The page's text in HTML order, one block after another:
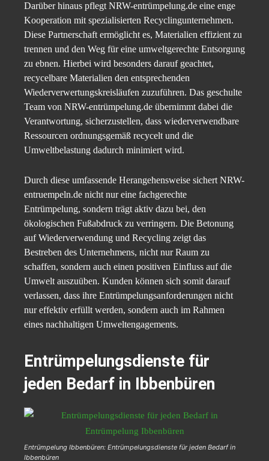
Darüber hinaus pflegt NRW-entrümpelung.de eine enge
Kooperation mit spezialisierten Recyclingunternehmen.
Diese Partnerschaft ermöglicht es, Materialien effizient zu
trennen und den Weg für eine umweltgerechte Entsorgung
zu ebnen. Hierbei wird besonders darauf geachtet,
recycelbare Materialien den entsprechenden
Wiederverwertungskreisläufen zuzuführen. Das geschulte
Team von NRW-entrümpelung.de übernimmt dabei die
Verantwortung, sicherzustellen, dass wiederverwendbare
Ressourcen ordnungsgemäß recycelt und die
Umweltbelastung dadurch minimiert wird.
Durch diese umfassende Herangehensweise sichert NRW-
entruempeln.de nicht nur eine fachgerechte
Entrümpelung, sondern trägt aktiv dazu bei, den
ökologischen Fußabdruck zu verringern. Die Betonung
auf Wiederverwendung und Recycling zeigt das
Bestreben des Unternehmens, nicht nur Raum zu
schaffen, sondern auch einen positiven Einfluss auf die
Umwelt auszuüben. Kunden können sich somit darauf
verlassen, dass ihre Entrümpelungsanforderungen nicht
nur effektiv erfüllt werden, sondern auch im Rahmen
eines nachhaltigen Umweltengagements.
Entrümpelungsdienste für
jeden Bedarf in Ibbenbüren
Entrümpelung Ibbenbüren: Entrümpelungsdienste für jeden Bedarf in
Ibbenbüren